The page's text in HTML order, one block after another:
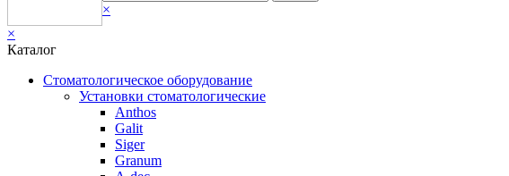
×
×
Каталог
Стоматологическое оборудование
Установки стоматологические
Anthos
Galit
Siger
Granum